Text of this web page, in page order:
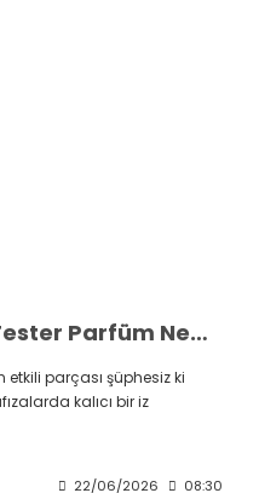
Akıllı Alışverişin Sırrı: Tester Parfüm Nedir, Neden Tercih Edilmelidir?
etkili parçası şüphesiz ki
kalıcı bir iz
22/06/2026 08:30